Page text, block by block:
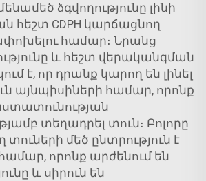
ձգվողությունը լինի
հեշտ CDPH կարճացնող
համար։ Նրանց
և հեշտ վերականգման
է, որ դրանք կարող են լինել
այնպիսիների համար, որոնք
տեղադրել տուն։ Բոլորը
մեծ ընտրություն է
որոնք արժենում են
և սիրուն են